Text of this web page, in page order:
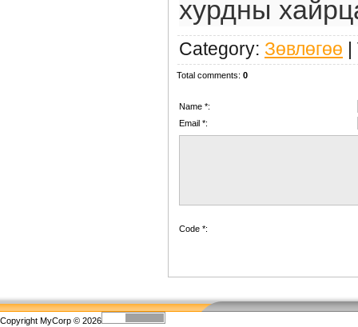
Category: Зөвлөгөө |
Total comments: 0
Name *:
Email *:
Code *:
Copyright MyCorp © 2026